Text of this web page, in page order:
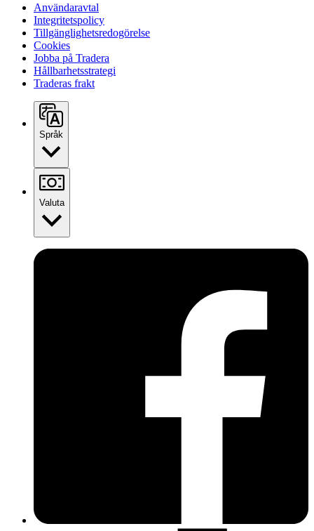
Användaravtal
Integritetspolicy
Tillgänglighetsredogörelse
Cookies
Jobba på Tradera
Hållbarhetsstrategi
Traderas frakt
Språk
Valuta